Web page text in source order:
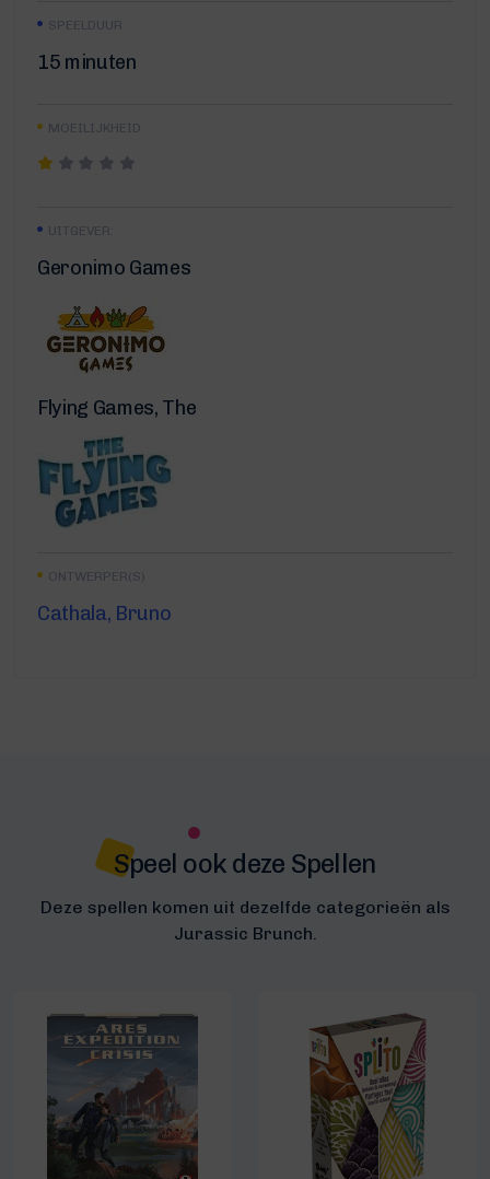
SPEELDUUR
15 minuten
MOEILIJKHEID
UITGEVER:
Geronimo Games
Flying Games, The
ONTWERPER(S)
Cathala, Bruno
Speel ook deze Spellen
Deze spellen komen uit dezelfde categorieën als
Jurassic Brunch.